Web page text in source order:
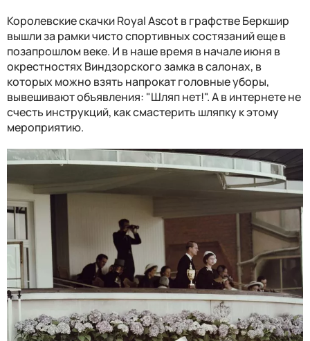
Королевские скачки Royal Ascot в графстве Беркшир
вышли за рамки чисто спортивных состязаний еще в
позапрошлом веке. И в наше время в начале июня в
окрестностях Виндзорского замка в салонах, в
которых можно взять напрокат головные уборы,
вывешивают объявления: "Шляп нет!". А в интернете не
счесть инструкций, как смастерить шляпку к этому
мероприятию.